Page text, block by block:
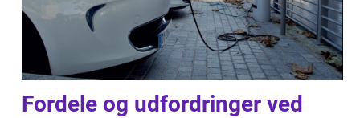
Fordele og udfordringer ved